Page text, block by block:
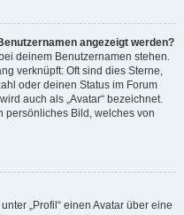
angezeigt werden?
deinem Benutzernamen stehen.
verknüpft: Oft sind dies Sterne,
oder deinen Status im Forum
auch als „Avatar“ bezeichnet.
persönliches Bild, welches von
„Profil“ einen Avatar über eine